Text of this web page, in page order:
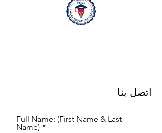
اتصل بنا
Full Name: (First Name & Last
Name)